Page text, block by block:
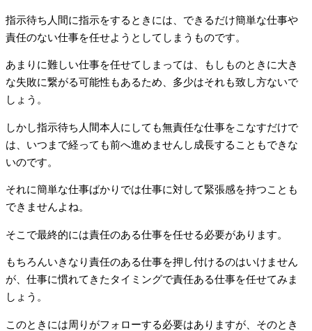
指示待ち人間に指示をするときには、できるだけ簡単な仕事や
責任のない仕事を任せようとしてしまうものです。
あまりに難しい仕事を任せてしまっては、もしものときに大き
な失敗に繋がる可能性もあるため、多少はそれも致し方ないで
しょう。
しかし指示待ち人間本人にしても無責任な仕事をこなすだけで
は、いつまで経っても前へ進めませんし成長することもできな
いのです。
それに簡単な仕事ばかりでは仕事に対して緊張感を持つことも
できませんよね。
そこで最終的には責任のある仕事を任せる必要があります。
もちろんいきなり責任のある仕事を押し付けるのはいけません
が、仕事に慣れてきたタイミングで責任ある仕事を任せてみま
しょう。
このときには周りがフォローする必要はありますが、そのとき